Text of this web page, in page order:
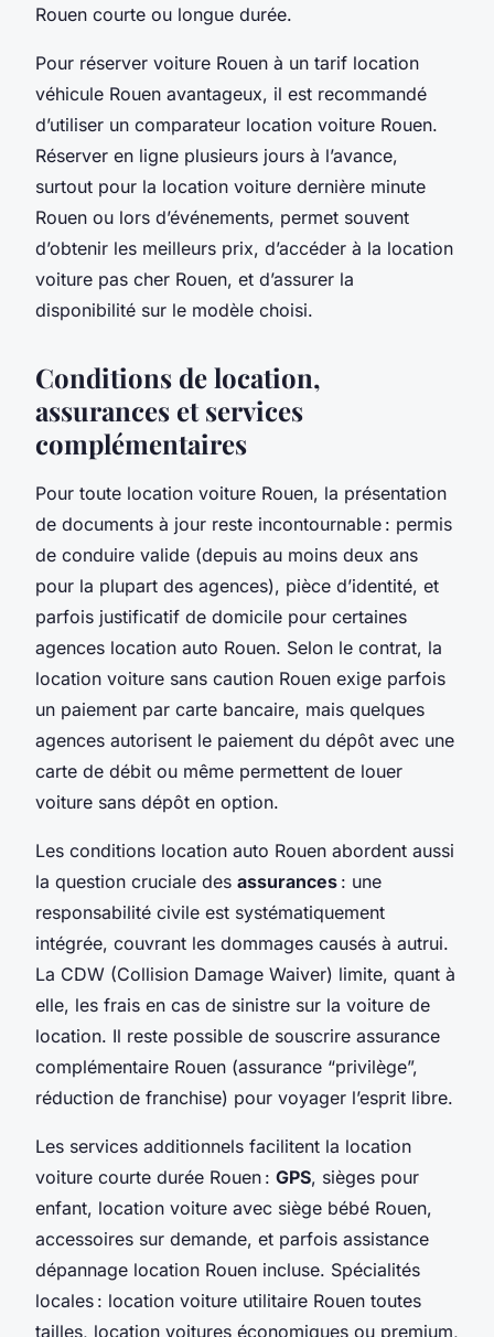
Rouen courte ou longue durée.
Pour réserver voiture Rouen à un tarif location
véhicule Rouen avantageux, il est recommandé
d’utiliser un comparateur location voiture Rouen.
Réserver en ligne plusieurs jours à l’avance,
surtout pour la location voiture dernière minute
Rouen ou lors d’événements, permet souvent
d’obtenir les meilleurs prix, d’accéder à la location
voiture pas cher Rouen, et d’assurer la
disponibilité sur le modèle choisi.
Conditions de location,
assurances et services
complémentaires
Pour toute location voiture Rouen, la présentation
de documents à jour reste incontournable : permis
de conduire valide (depuis au moins deux ans
pour la plupart des agences), pièce d’identité, et
parfois justificatif de domicile pour certaines
agences location auto Rouen. Selon le contrat, la
location voiture sans caution Rouen exige parfois
un paiement par carte bancaire, mais quelques
agences autorisent le paiement du dépôt avec une
carte de débit ou même permettent de louer
voiture sans dépôt en option.
Les conditions location auto Rouen abordent aussi
la question cruciale des assurances : une
responsabilité civile est systématiquement
intégrée, couvrant les dommages causés à autrui.
La CDW (Collision Damage Waiver) limite, quant à
elle, les frais en cas de sinistre sur la voiture de
location. Il reste possible de souscrire assurance
complémentaire Rouen (assurance “privilège”,
réduction de franchise) pour voyager l’esprit libre.
Les services additionnels facilitent la location
voiture courte durée Rouen : GPS, sièges pour
enfant, location voiture avec siège bébé Rouen,
accessoires sur demande, et parfois assistance
dépannage location Rouen incluse. Spécialités
locales : location voiture utilitaire Rouen toutes
tailles, location voitures économiques ou premium,